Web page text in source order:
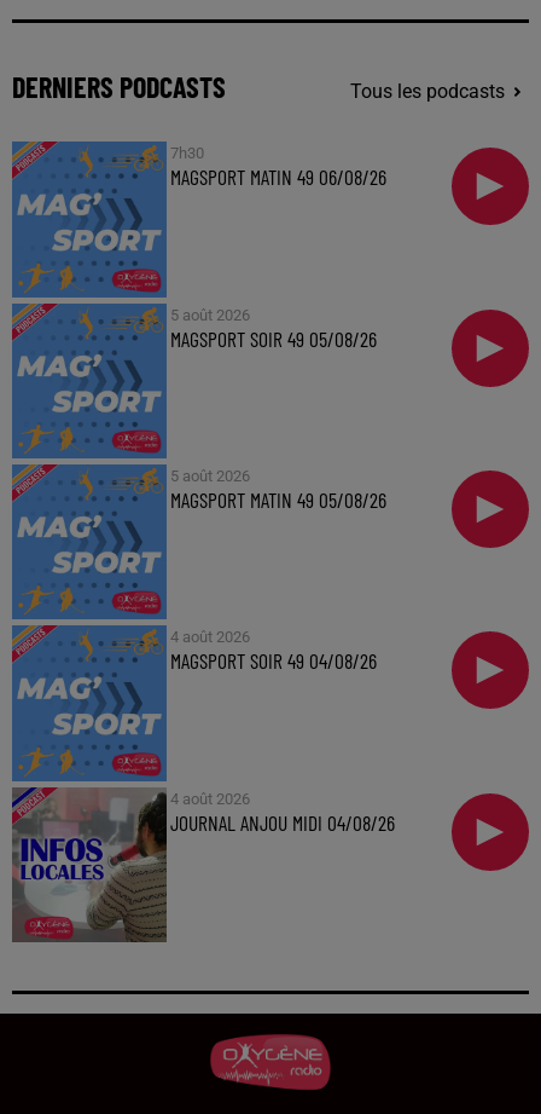
DERNIERS PODCASTS Tous les podcasts
7h30
MAGSPORT MATIN 49 06/08/26
5 août 2026
MAGSPORT SOIR 49 05/08/26
5 août 2026
MAGSPORT MATIN 49 05/08/26
4 août 2026
MAGSPORT SOIR 49 04/08/26
4 août 2026
JOURNAL ANJOU MIDI 04/08/26